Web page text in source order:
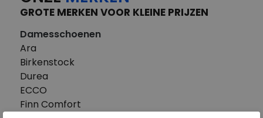
GROTE MERKEN VOOR KLEINE PRIJZEN
Damesschoenen
Ara
Birkenstock
Durea
ECCO
Finn Comfort